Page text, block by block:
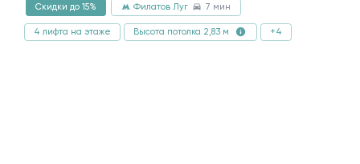
Скидки до 15% Филатов Луг 7 мин
4 лифта на этаже Высота потолка 2,83 м +4